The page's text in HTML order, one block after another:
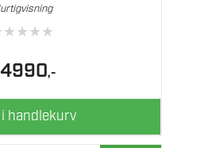
★★★★
,-
handlekurv